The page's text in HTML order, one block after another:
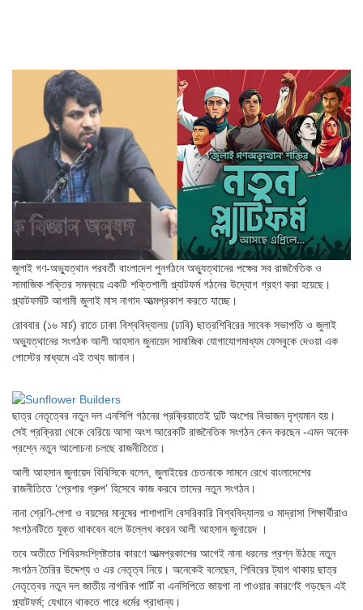
জুলাই গণ-অভ্যুত্থান পরবর্তী বাংলাদেশ পুনর্গঠনে অভ্যুত্থানের পক্ষের সব রাজনৈতিক ও
সামাজিক শক্তির সমন্বয়ে একটি শক্তিশালী প্ল্যাটফর্ম গঠনের উদ্যোগ গ্রহণ করা হয়েছে।
প্ল্যাটফর্মটি আগামী জুলাই মাস নাগাদ আত্মপ্রকাশ করতে যাচ্ছে।
রোববার (১৬ মার্চ) রাতে ঢাকা বিশ্ববিদ্যালয় (ঢাবি) ছাত্রশিবিরের সাবেক সভাপতি ও জুলাই
অভ্যুত্থানের সংগঠক আলী আহসান জুনায়েদ সামাজিক যোগাযোগমাধ্যম ফেসবুকে দেওয়া এক
পোস্টের মাধ্যমে এই তথ্য জানান।
ছাত্র নেতৃত্বের নতুন দল এনসিপি গঠনের প্রক্রিয়াতেই দুটি অংশের বিভাজন দৃশ্যমান হয়।
সেই প্রক্রিয়া থেকে বেরিয়ে আসা অংশ আরেকটি রাজনৈতিক সংগঠন কেন করছেন -এমন অনেক
প্রশ্নে নতুন আলোচনা চলছে রাজনীতিতে।
আলী আহসান জুনায়েদ বিবিসিকে বলেন, জুলাইয়ের চেতনাকে সামনে রেখে বাংলাদেশের
রাজনীতিতে ‘প্রেশার গ্রুপ’ হিসেবে কাজ করবে তাদের নতুন সংগঠন।
নানা শ্রেণি-পেশা ও বয়সের মানুষের পাশাপাশি বেসরিকারি বিশ্ববিদ্যালয় ও মাদ্রাসা শিক্ষার্থীরাও
সংগঠনটিতে যুক্ত থাকবেন বলে উল্লেখ করেন আলী আহসান জুনায়েদ ।
তবে অতীতে শিবিরসংশ্লিষ্টতার কারণে আত্মপ্রকাশের আগেই নানা ধরনের প্রশ্ন উঠছে নতুন
সংগঠন তৈরির উদ্দেশ্য ও এর নেতৃত্ব নিয়ে। অনেকেই বলেছেন, শিবিরের ট্যাগ থাকায় ছাত্র
নেতৃত্বের নতুন দল জাতীয় নাগরিক পার্টি বা এনসিপিতে জায়গা না পাওয়ার কারণেই গড়ছেন এই
প্ল্যাটফর্ম; যেখানে থাকতে পারে ধর্মের প্রাধান্য।